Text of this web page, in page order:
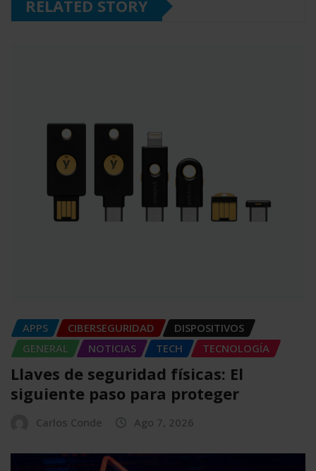
RELATED STORY
APPS CIBERSEGURIDAD
DISPOSITIVOS
GENERAL
NOTICIAS TECH TECNOLOGÍA
Llaves de seguridad físicas: El
siguiente paso para proteger
Carlos Conde Ago 7, 2026